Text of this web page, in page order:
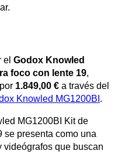
el Godox Knowled
foco con lente 19,
1.849,00 € a través del
Knowled MG1200BI .
MG1200BI Kit de
se presenta como una
videógrafos que buscan